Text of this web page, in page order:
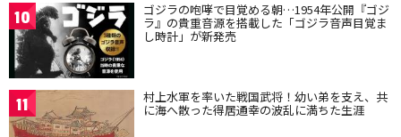
10 ゴジラの咆哮で目覚める朝…1954年公開『ゴジ
ラ』の貴重音源を搭載した「ゴジラ音声目覚ま
し時計」が新発売
11 村上水軍を率いた戦国武将！幼い弟を支え、共
に海へ散った得居通幸の波乱に満ちた生涯